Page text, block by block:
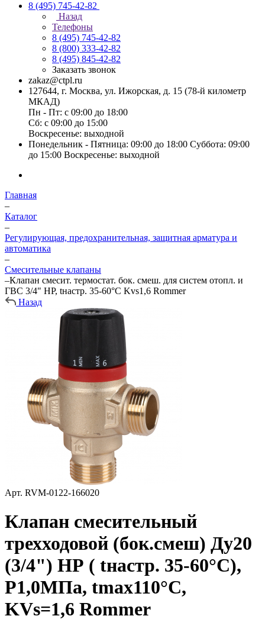
8 (495) 745-42-82
Назад
Телефоны
8 (495) 745-42-82
8 (800) 333-42-82
8 (495) 845-42-82
Заказать звонок
zakaz@ctpl.ru
127644, г. Москва, ул. Ижорская, д. 15 (78-й километр
МКАД)
Пн - Пт: с 09:00 до 18:00
Сб: с 09:00 до 15:00
Воскресенье: выходной
Понедельник - Пятница: 09:00 до 18:00 Суббота: 09:00
до 15:00 Воскресенье: выходной
Главная
–
Каталог
–
Регулирующая, предохранительная, защитная арматура и
автоматика
–
Смесительные клапаны
–Клапан смесит. термостат. бок. смеш. для систем отопл. и
ГВС 3/4" НР, tнастр. 35-60°С Kvs1,6 Rommer
Назад
Арт. RVM-0122-166020
Клапан смесительный
трехходовой (бок.смеш) Ду20
(3/4") НР ( tнастр. 35-60°С),
P1,0МПа, tmax110°С,
KVs=1,6 Rommer